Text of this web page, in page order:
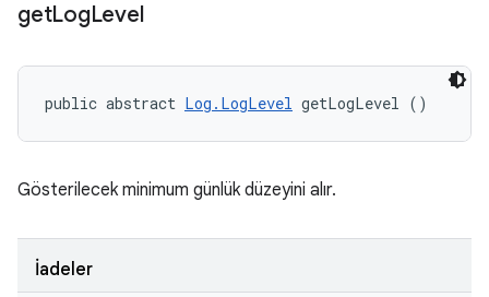
getLogLevel
public abstract Log.LogLevel getLogLevel ()
Gösterilecek minimum günlük düzeyini alır.
İadeler